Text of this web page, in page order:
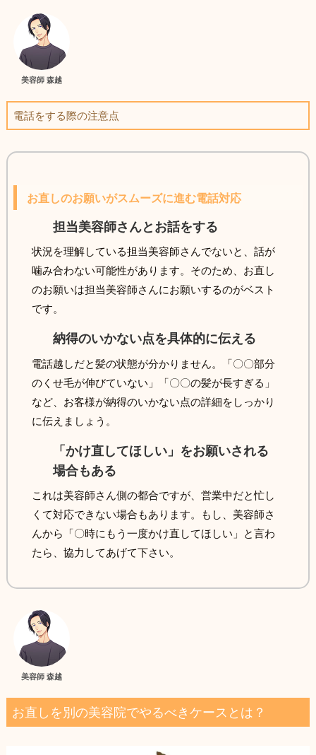
美容師 森越
電話をする際の注意点
お直しのお願いがスムーズに進む電話対応
担当美容師さんとお話をする
状況を理解している担当美容師さんでないと、話が
噛み合わない可能性があります。そのため、お直し
のお願いは担当美容師さんにお願いするのがベスト
です。
納得のいかない点を具体的に伝える
電話越しだと髪の状態が分かりません。「〇〇部分
のくせ毛が伸びていない」「〇〇の髪が長すぎる」
など、お客様が納得のいかない点の詳細をしっかり
に伝えましょう。
「かけ直してほしい」をお願いされる
場合もある
これは美容師さん側の都合ですが、営業中だと忙し
くて対応できない場合もあります。もし、美容師さ
んから「〇時にもう一度かけ直してほしい」と言わ
たら、協力してあげて下さい。
美容師 森越
お直しを別の美容院でやるべきケースとは？